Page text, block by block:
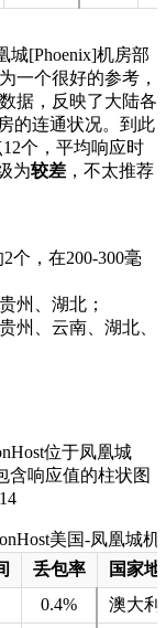
城[Phoenix]机房部
一个很好的参考，
据，反映了大陆各
的连通状况。到此
个，平均响应时
为较差 ，不太推荐
个，在200-300毫
州、湖北；
州、云南、湖北、
美国-凤凰城
丢包率
国家地
0.4%
澳大利